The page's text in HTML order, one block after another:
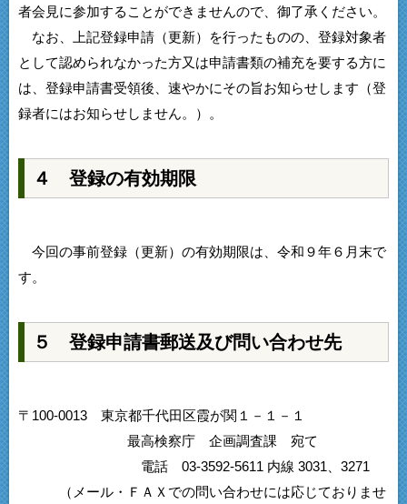
者会見に参加することができませんので、御了承ください。
なお、上記登録申請（更新）を行ったものの、登録対象者
として認められなかった方又は申請書類の補充を要する方に
は、登録申請書受領後、速やかにその旨お知らせします（登
録者にはお知らせしません。）。
４ 登録の有効期限
今回の事前登録（更新）の有効期限は、令和９年６月末で
す。
５ 登録申請書郵送及び問い合わせ先
〒100-0013 東京都千代田区霞が関１－１－１
最高検察庁 企画調査課 宛て
電話 03-3592-5611 内線 3031、3271
（メール・ＦＡＸでの問い合わせには応じておりませ